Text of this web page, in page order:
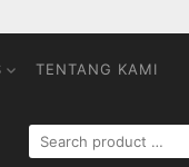
TENTANG KAMI
SEARCH
FOR: